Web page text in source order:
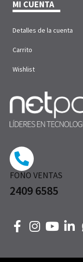
FONO VENTAS
2409 6585
MI CUENTA
Detalles de la cuenta
Carrito
Wishlist